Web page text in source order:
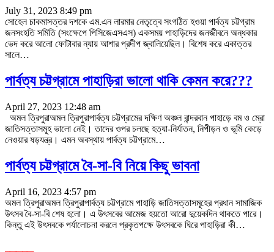
July 31, 2023 8:49 pm
সোহেল চাকমাসত্তর দশকে এম.এন লারমার নেতৃত্বে সংগঠিত হওয়া পার্বত্য চট্টগ্রাম
জনসংহতি সমিতি (সংক্ষেপে পিসিজেএসএস) একসময় পাহাড়িদের জনজীবনে অন্ধকার
ভেদ করে আলো ফোটাবার ন্যায় আশার প্রদীপ জ্বালিয়েছিল। বিশেষ করে একাত্তর
সালে…
পার্বত্য চট্টগ্রামে পাহাড়িরা ভালো থাকি কেমন করে???
April 27, 2023 12:48 am
অমল ত্রিপুরাঅমল ত্রিপুরাপার্বত্য চট্টগ্রামের দক্ষিণ অঞ্চল বান্দরবান পাহাড়ে বম ও ম্রো
জাতিসত্তাসমূহ ভালো নেই। তাদের ওপর চলছে হত্যা-নির্যাতন, নিপীড়ন ও ভূমি কেড়ে
নেওয়ার ষড়যন্ত্র। এমন অবস্থায় পার্বত্য চট্টগ্রামে…
পার্বত্য চট্টগ্রামে বৈ-সা-বি নিয়ে কিছু ভাবনা
April 16, 2023 4:57 pm
অমল ত্রিপুরাঅমল ত্রিপুরাপার্বত্য চট্টগ্রামে পাহাড়ি জাতিসত্তাসমূহের প্রধান সামাজিক
উৎসব বৈ-সা-বি শেষ হলো। এ উৎসবের আমেজ হয়তো আরো দুয়েকদিন থাকতে পারে।
কিন্তু এই উৎসবকে পর্যালোচনা করলে প্রকৃতপক্ষে উৎসবকে ঘিরে পাহাড়িরা কী…